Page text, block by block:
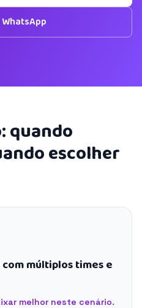
quando
escolher
múltiplos times e
melhor neste cenário.